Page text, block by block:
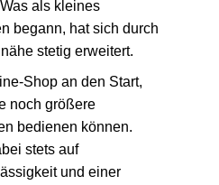
als kleines
begann, hat sich durch
stetig erweitert.
Shop an den Start,
noch größere
bedienen können.
stets auf
und einer